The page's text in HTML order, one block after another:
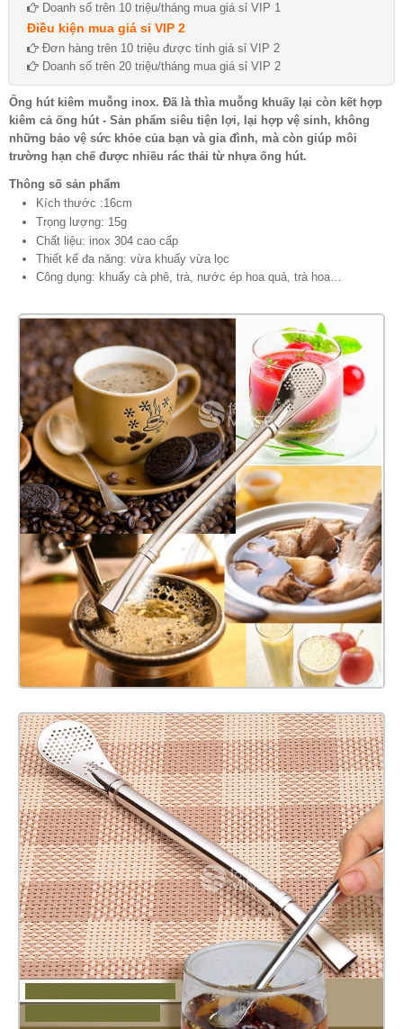
Doanh số trên 10 triệu/tháng mua giá sỉ VIP 1
Điều kiện mua giá sỉ VIP 2
Đơn hàng trên 10 triệu được tính giá sỉ VIP 2
Doanh số trên 20 triệu/tháng mua giá sỉ VIP 2
Ống hút kiêm muỗng inox. Đã là thìa muỗng khuấy lại còn kết hợp
kiêm cả ống hút - Sản phẩm siêu tiện lợi, lại hợp vệ sinh, không
những bảo vệ sức khỏe của bạn và gia đình, mà còn giúp môi
trường hạn chế được nhiều rác thải từ nhựa ống hút.
Thông số sản phẩm
Kích thước :16cm
Trọng lượng: 15g
Chất liệu: inox 304 cao cấp
Thiết kế đa năng: vừa khuấy vừa lọc
Công dụng: khuấy cà phê, trà, nước ép hoa quả, trà hoa…